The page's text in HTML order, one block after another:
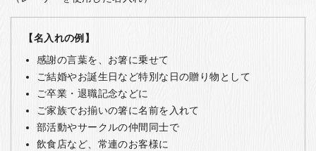
【名入れの例】
感謝の言葉を、お箸に乗せて
ご結婚やお誕生日など特別な日の贈り物として
ご卒業・退職記念などに
ご家族でお揃いの箸に名前を入れて
部活動やサークルの仲間同士で
飲食店など、常連のお客様に